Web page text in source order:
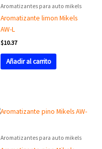
Aromatizantes para auto mikels
Aromatizante limon Mikels
AW-L
$10.37
Añadir al carrito
Aromatizantes para auto mikels